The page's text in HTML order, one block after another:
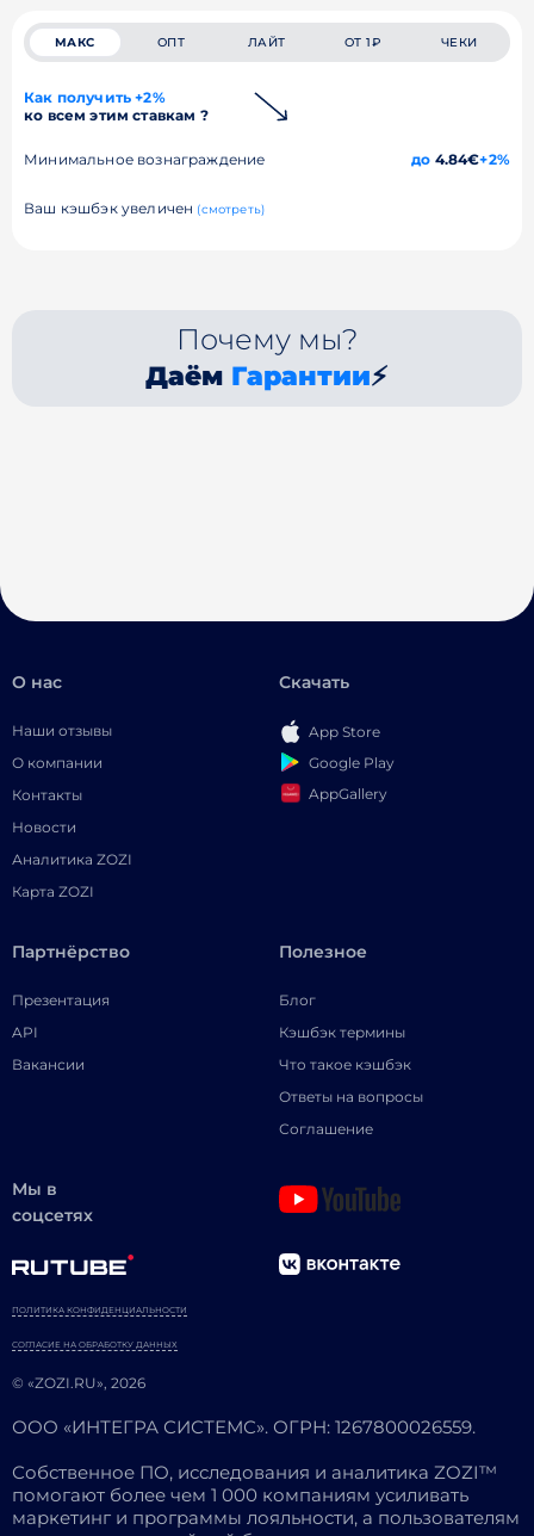
МАКС ОПТ ЛАЙТ ОТ 1₽ ЧЕКИ
Как получить +2%
ко всем этим ставкам ?
Минимальное вознаграждение до 4.84€+2%
Ваш кэшбэк увеличен (смотреть)
Почему мы?
Даём Гарантии⚡
О нас
Наши отзывы
О компании
Контакты
Новости
Аналитика ZOZI
Карта ZOZI
Скачать
App Store
Google Play
AppGallery
Партнёрство
Презентация
API
Вакансии
Полезное
Блог
Кэшбэк термины
Что такое кэшбэк
Ответы на вопросы
Соглашение
Мы в
соцсетях
© «ZOZI.RU», 2026
ПОЛИТИКА КОНФИДЕНЦИАЛЬНОСТИ
СОГЛАСИЕ НА ОБРАБОТКУ ДАННЫХ
ООО «ИНТЕГРА СИСТЕМС». ОГРН: 1267800026559.
Собственное ПО, исследования и аналитика ZOZI™
помогают более чем 1 000 компаниям усиливать
маркетинг и программы лояльности, а пользователям